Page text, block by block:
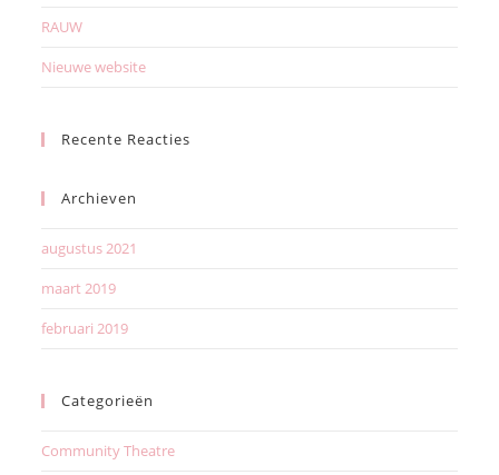
RAUW
Nieuwe website
Recente Reacties
Archieven
augustus 2021
maart 2019
februari 2019
Categorieën
Community Theatre